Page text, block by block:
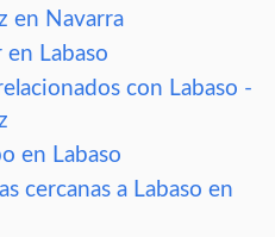
en Navarra
en Labaso
con Labaso -
en Labaso
cercanas a Labaso en